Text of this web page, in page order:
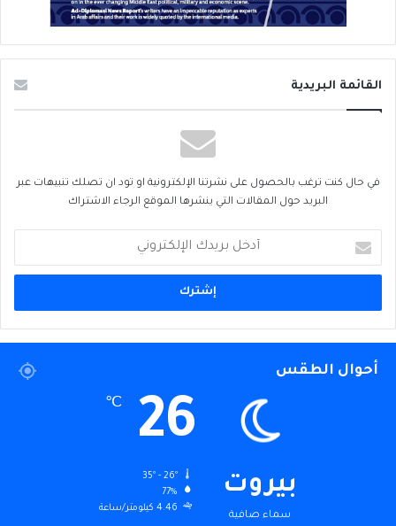
القائمة البريدية
في حال كنت ترغب بالحصول على نشرتنا الإلكترونية او تود ان تصلك تنبيهات عبر
البريد حول المقالات التي ينشرها الموقع الرجاء الاشتراك
بريدك
الإلكتروني
أحوال الطقس
بيروت
سماء صافية
26
℃
77%
4.46 كيلومتر/ساعة